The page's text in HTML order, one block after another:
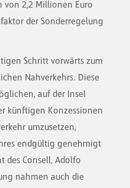
von 2,2 Millionen Euro
der Sonderregelung
Schritt vorwärts zum
Nahverkehrs. Diese
auf der Insel
künftigen Konzessionen
umzusetzen,
endgültig genehmigt
des Consell, Adolfo
nahmen auch die